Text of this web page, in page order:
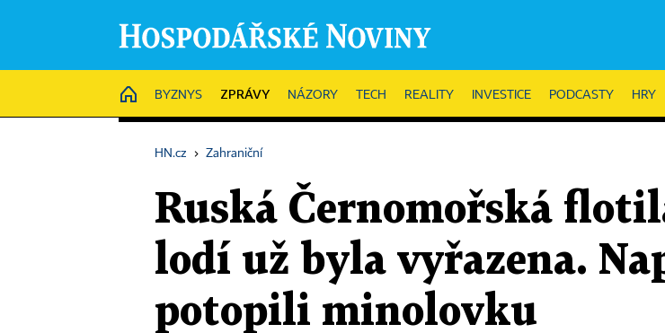
HOME
BYZNYS ZPRÁVY NÁZORY TECH REALITY INVESTICE PODCASTY HRY
HN.cz › Zahraniční
Ruská Černomořská
lodí už byla vyřazena.
potopili minolovku